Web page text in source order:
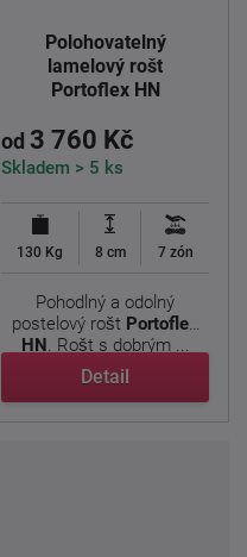
Polohovatelný
lamelový rošt
Portoflex HN
od 3 760 Kč
Skladem > 5 ks
130 Kg 8 cm 7 zón
Pohodlný a odolný
postelový rošt Portoflex
HN. Rošt s dobrým ...
Detail